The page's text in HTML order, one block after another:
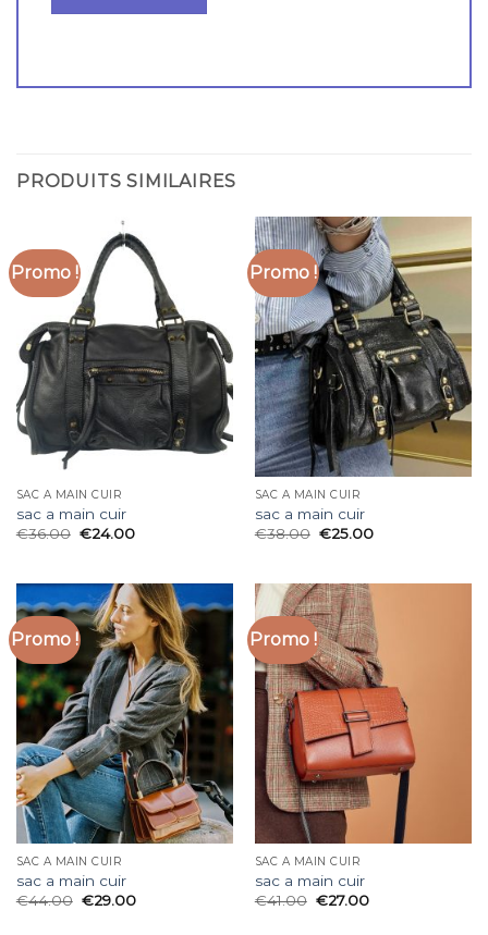
PRODUITS SIMILAIRES
Promo !
SAC A MAIN CUIR
sac a main cuir
€36.00 €24.00
Promo !
SAC A MAIN CUIR
sac a main cuir
€38.00 €25.00
Promo !
SAC A MAIN CUIR
sac a main cuir
€44.00 €29.00
Promo !
SAC A MAIN CUIR
sac a main cuir
€41.00 €27.00